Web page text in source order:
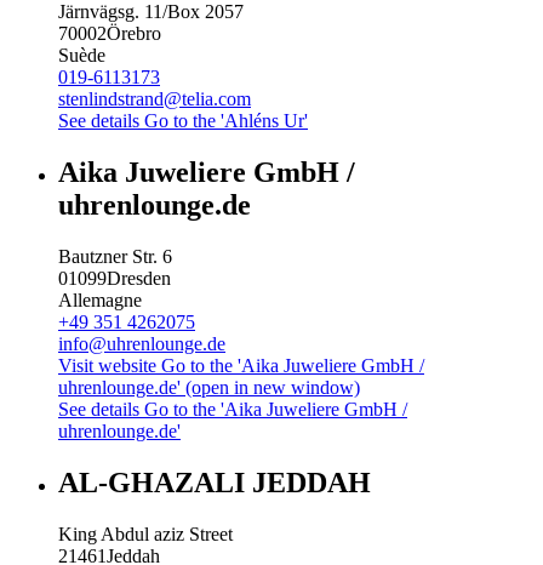
Järnvägsg. 11/Box 2057
70002Örebro
Suède
019-6113173
stenlindstrand@telia.com
See details Go to the 'Ahléns Ur'
Aika Juweliere GmbH /
uhrenlounge.de
Bautzner Str. 6
01099Dresden
Allemagne
+49 351 4262075
info@uhrenlounge.de
Visit website Go to the 'Aika Juweliere GmbH /
uhrenlounge.de' (open in new window)
See details Go to the 'Aika Juweliere GmbH /
uhrenlounge.de'
AL-GHAZALI JEDDAH
King Abdul aziz Street
21461Jeddah